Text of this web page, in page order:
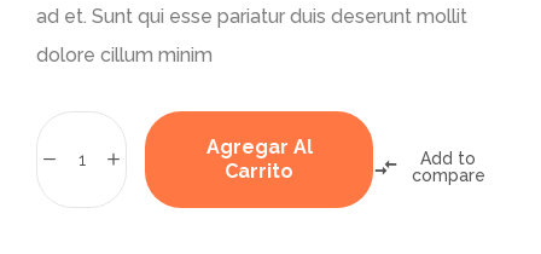
ad et. Sunt qui esse pariatur duis deserunt mollit
dolore cillum minim
Agregar Al
Carrito
Add to
compare